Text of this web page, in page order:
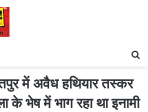
में अवैध हथियार तस्कर
के भेष में भाग रहा था इनामी